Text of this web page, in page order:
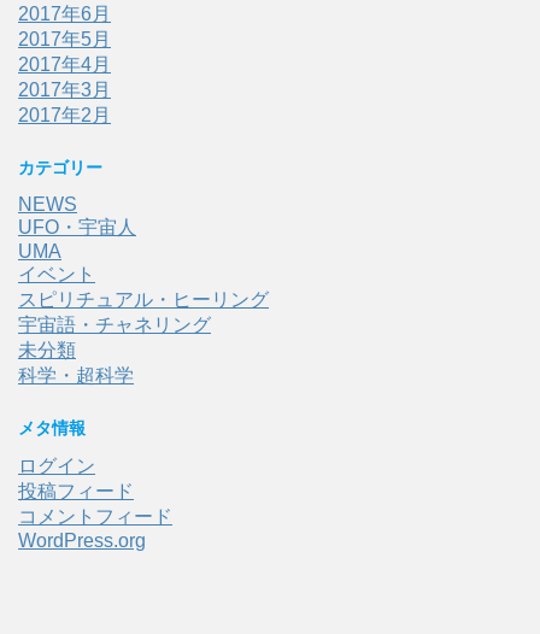
2017年6月
2017年5月
2017年4月
2017年3月
2017年2月
カテゴリー
NEWS
UFO・宇宙人
UMA
イベント
スピリチュアル・ヒーリング
宇宙語・チャネリング
未分類
科学・超科学
メタ情報
ログイン
投稿フィード
コメントフィード
WordPress.org